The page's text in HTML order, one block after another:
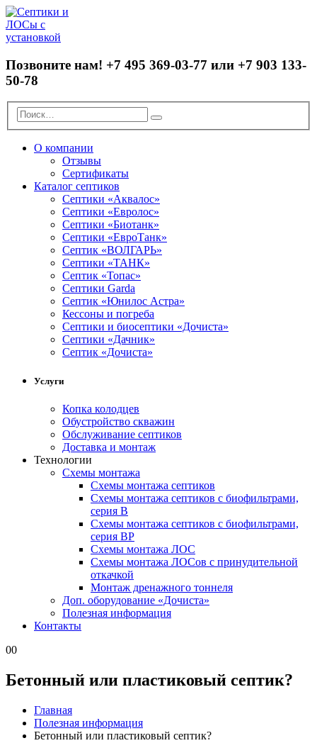
Позвоните нам! +7 495 369-03-77 или +7 903 133-
50-78
О компании
Отзывы
Сертификаты
Каталог септиков
Септики «Аквалос»
Септики «Евролос»
Септики «Биотанк»
Септики «ЕвроТанк»
Септик «ВОЛГАРЬ»
Септики «ТАНК»
Септик «Топас»
Септики Garda
Септик «Юнилос Астра»
Кессоны и погреба
Cептики и биосептики «Дочиста»
Септики «Дачник»
Септик «Дочиста»
Услуги
Копка колодцев
Обустройство скважин
Обслуживание септиков
Доставка и монтаж
Технологии
Схемы монтажа
Схемы монтажа септиков
Схемы монтажа септиков с биофильтрами,
серия В
Схемы монтажа септиков с биофильтрами,
серия BP
Схемы монтажа ЛОС
Схемы монтажа ЛОСов с принудительной
откачкой
Монтаж дренажного тоннеля
Доп. оборудование «Дочиста»
Полезная информация
Контакты
00
Бетонный или пластиковый септик?
Главная
Полезная информация
Бетонный или пластиковый септик?